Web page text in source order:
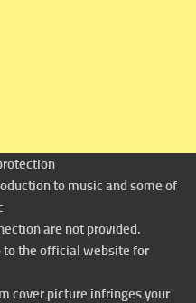
to music and some of
are not provided.
to the official website for
cover picture infringes your